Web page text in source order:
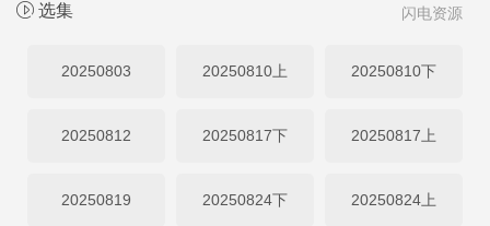
闪电资源
选集
20250803 20250810上 20250810下
20250812 20250817下 20250817上
20250819 20250824下 20250824上